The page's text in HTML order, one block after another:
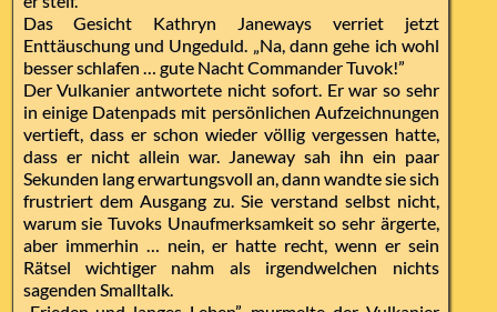
Das Gesicht Kathryn Janeways verriet jetzt
Enttäuschung und Ungeduld. „Na, dann gehe ich wohl
besser schlafen … gute Nacht Commander Tuvok!”
Der Vulkanier antwortete nicht sofort. Er war so sehr
in einige Datenpads mit persönlichen Aufzeichnungen
vertieft, dass er schon wieder völlig vergessen hatte,
dass er nicht allein war. Janeway sah ihn ein paar
Sekunden lang erwartungsvoll an, dann wandte sie sich
frustriert dem Ausgang zu. Sie verstand selbst nicht,
warum sie Tuvoks Unaufmerksamkeit so sehr ärgerte,
aber immerhin … nein, er hatte recht, wenn er sein
Rätsel wichtiger nahm als irgendwelchen nichts
sagenden Smalltalk.